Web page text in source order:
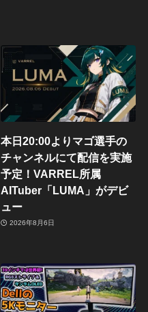
本日20:00よりマゴ選手の
チャンネルにて配信を実施
予定！VARREL所属
AITuber「LUMA」がデビ
ュー
2026年8月6日